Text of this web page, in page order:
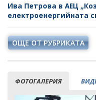
Ива Петрова в АЕЦ
електроенергийната
ОЩЕ ОТ РУБРИКАТА
ФОТОГАЛЕРИЯ